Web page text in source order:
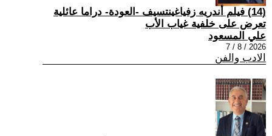
(14) فيلم أندريه زفياغينتسيف -العودة- دراما عائلية
تعرض على خلفية غياب الأب
علي المسعود
2026 / 8 / 7
الادب والفن